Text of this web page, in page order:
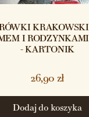
I RODZYNKAMI
- KARTONIK
26,90 zł
Dodaj do koszyka